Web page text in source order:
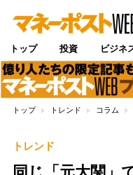
トップ 投資 ビジネ
トップ トレンド コラム
トレンド